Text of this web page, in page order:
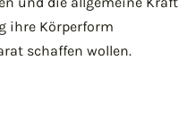
ihre Körperform
schaffen wollen.